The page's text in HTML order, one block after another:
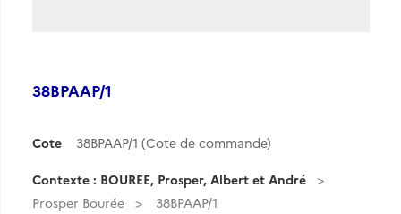
38BPAAP/1
Cote 38BPAAP/1 (Cote de commande)
Contexte : BOUREE, Prosper, Albert et André
Prosper Bourée
38BPAAP/1